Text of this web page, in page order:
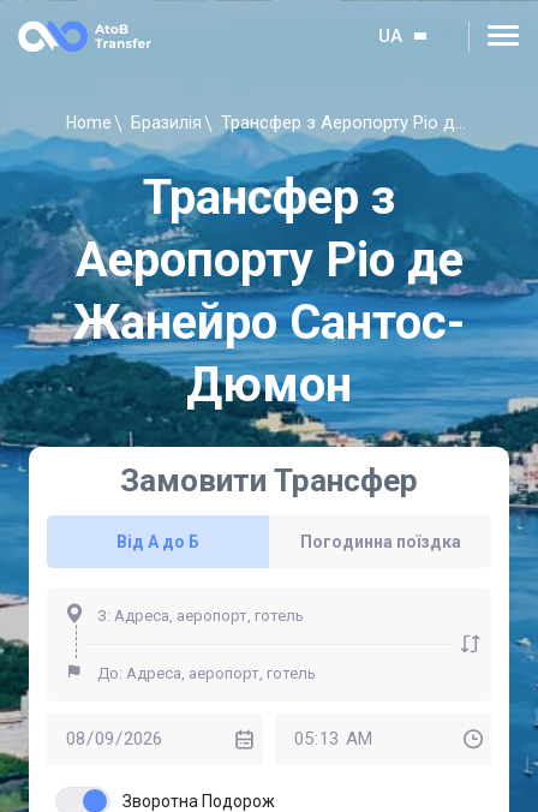
UA
Home Бразилія Трансфер з Аеропорту Ріо де Жанейро Сантос-Дюмон
Трансфер з
Аеропорту Ріо де
Жанейро Сантос-
Дюмон
Замовити Трансфер
Від А до Б Погодинна поїздка
Зворотна Подорож